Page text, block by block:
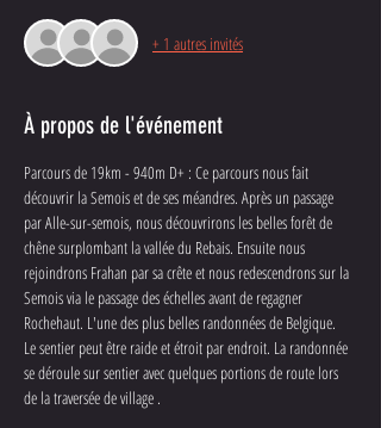
+ 1 autres invités
À propos de l'événement
Parcours de 19km - 940m D+ : Ce parcours nous fait
découvrir la Semois et de ses méandres. Après un passage
par Alle-sur-semois, nous découvrirons les belles forêt de
chêne surplombant la vallée du Rebais. Ensuite nous
rejoindrons Frahan par sa crête et nous redescendrons sur la
Semois via le passage des échelles avant de regagner
Rochehaut. L'une des plus belles randonnées de Belgique.
Le sentier peut être raide et étroit par endroit. La randonnée
se déroule sur sentier avec quelques portions de route lors
de la traversée de village .